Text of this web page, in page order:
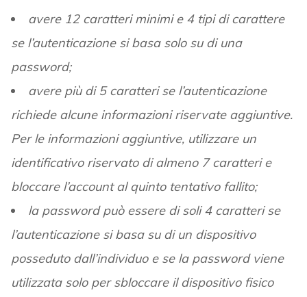
avere 12 caratteri minimi e 4 tipi di carattere
se l’autenticazione si basa solo su di una
password;
avere più di 5 caratteri se l’autenticazione
richiede alcune informazioni riservate aggiuntive.
Per le informazioni aggiuntive, utilizzare un
identificativo riservato di almeno 7 caratteri e
bloccare l’account al quinto tentativo fallito;
la password può essere di soli 4 caratteri se
l’autenticazione si basa su di un dispositivo
posseduto dall’individuo e se la password viene
utilizzata solo per sbloccare il dispositivo fisico